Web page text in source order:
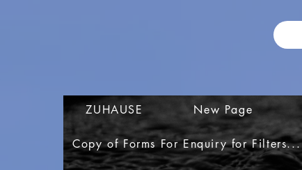
ZUHAUSE New Page
Copy of Forms For Enquiry for Filters...